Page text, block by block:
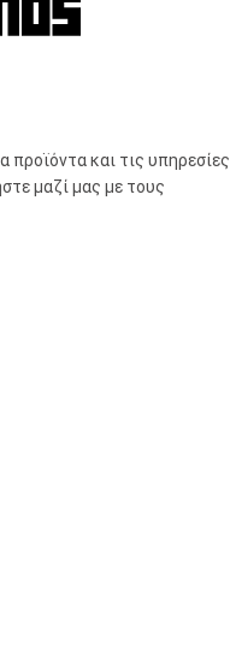
προϊόντα και τις υπηρεσίες
μαζί μας με τους